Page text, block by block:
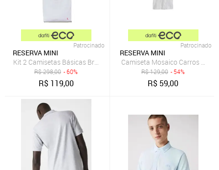
Patrocinado
RESERVA MINI
Kit 2 Camisetas Básicas Brasa Reserva Mini Preto
R$298,00 - 60%
R$ 119,00
Patrocinado
RESERVA MINI
Camiseta Mosaico Carros
R$129,00 - 54%
R$ 59,00